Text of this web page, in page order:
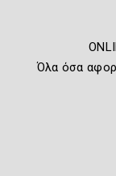
Όλα όσα